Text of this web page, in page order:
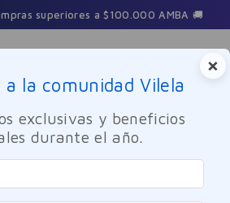
superiores a $100.000 AMBA 🚚
anticaida-fortalecedora-120ml-9951223
×
la comunidad Vilela
exclusivas y beneficios
durante el año.